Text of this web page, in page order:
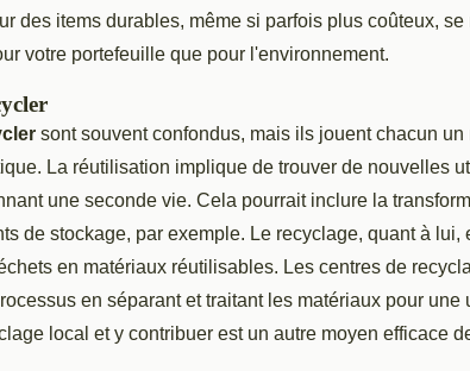
des items durables, même si parfois plus coûteux,
votre portefeuille que pour l'environnement.
sont souvent confondus, mais ils jouent chacun
La réutilisation implique de trouver de nouvelles
une seconde vie. Cela pourrait inclure la
de stockage, par exemple. Le recyclage, quant à lui,
en matériaux réutilisables. Les centres de
en séparant et traitant les matériaux pour une
local et y contribuer est un autre moyen efficace